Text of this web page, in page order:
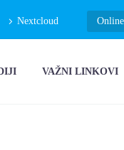
Nextcloud
VAŽNI LINKOVI